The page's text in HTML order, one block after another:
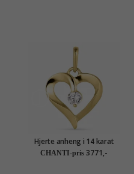
Hjerte anheng i 14 karat
gull - Gold Collection
CHANTI-pris 3771,-